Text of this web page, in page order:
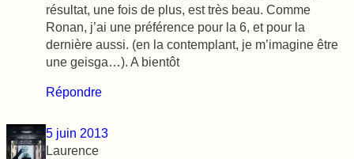
résultat, une fois de plus, est très beau. Comme
Ronan, j’ai une préférence pour la 6, et pour la
dernière aussi. (en la contemplant, je m’imagine être
une geisga…). A bientôt
Répondre
5 juin 2013
Laurence